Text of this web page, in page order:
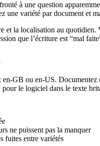
à une question
variété par document et
et la localisation au
que l’écriture est “mal
GB ou en-US.
le logiciel dans le texte
ne puissent pas la manquer
fuites entre variétés